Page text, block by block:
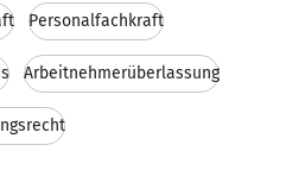
Personalfachkraft
Arbeitnehmerüberlassung